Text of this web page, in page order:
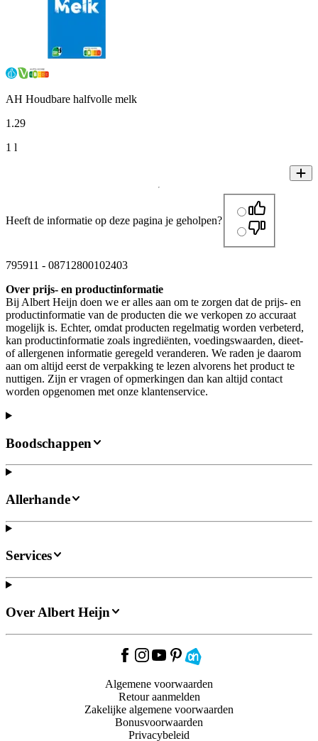
AH Houdbare halfvolle melk
1 .29
1 l
Heeft de informatie op deze pagina je geholpen?
795911 - 08712800102403
Over prijs- en productinformatie
Bij Albert Heijn doen we er alles aan om te zorgen dat de prijs- en
productinformatie van de producten die we verkopen zo accuraat
mogelijk is. Echter, omdat producten regelmatig worden verbeterd,
kan productinformatie zoals ingrediënten, voedingswaarden, dieet-
of allergenen informatie geregeld veranderen. We raden je daarom
aan om altijd eerst de verpakking te lezen alvorens het product te
nuttigen. Zijn er vragen of opmerkingen dan kan altijd contact
worden opgenomen met onze klantenservice.
Boodschappen
Allerhande
Services
Over Albert Heijn
Algemene voorwaarden
Retour aanmelden
Zakelijke algemene voorwaarden
Bonusvoorwaarden
Privacybeleid